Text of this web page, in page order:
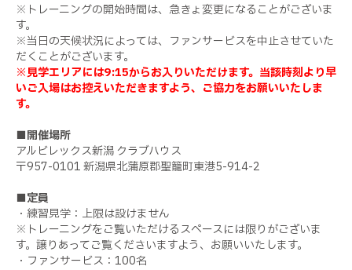
※トレーニングの開始時間は、急きょ変更になることがございま
す。
※当日の天候状況によっては、ファンサービスを中止させていた
だくことがございます。
※見学エリアには9:15からお入りいただけます。当該時刻より早
いご入場はお控えいただきますよう、ご協力をお願いいたしま
す。
■開催場所
アルビレックス新潟 クラブハウス
〒957-0101 新潟県北蒲原郡聖籠町東港5-914-2
■定員
・練習見学：上限は設けません
※トレーニングをご覧いただけるスペースには限りがございま
す。譲りあってご覧くださいますよう、お願いいたします。
・ファンサービス：100名